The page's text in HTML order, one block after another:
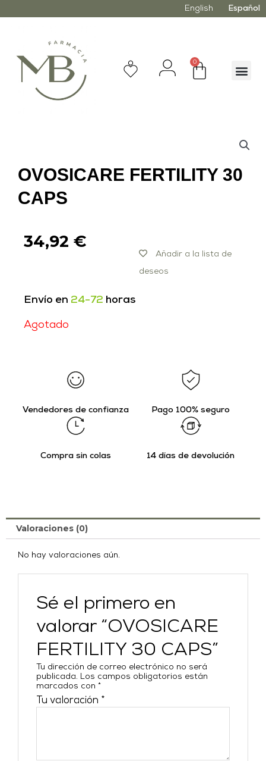
English Español
0
OVOSICARE FERTILITY 30
CAPS
34,92 €
Añadir a la lista de
deseos
Envío en 24-72 horas
Agotado
Vendedores de confianza Pago 100% seguro
Compra sin colas 14 días de devolución
Valoraciones (0)
No hay valoraciones aún.
Sé el primero en
valorar “OVOSICARE
FERTILITY 30 CAPS”
Tu dirección de correo electrónico no será
publicada. Los campos obligatorios están
marcados con*
Tu valoración *